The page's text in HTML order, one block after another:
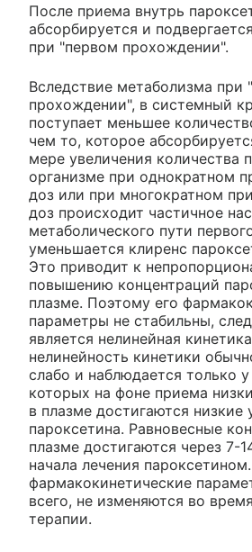
После приема внутрь
абсорбируется и
при "первом прохождении".
Вследствие метаболизма при
прохождении", в системный
поступает меньшее
чем то, которое
мере увеличения количества
организме при однократном
доз или при многократном
доз происходит частичное
метаболического пути
уменьшается клиренс
Это приводит к
повышению концентраций
плазме. Поэтому его
параметры не стабильны,
является нелинейная
нелинейность кинетики
слабо и наблюдается только
которых на фоне приема
в плазме достигаются низкие
пароксетина. Равновесные
плазме достигаются через 7-
начала лечения
фармакокинетические
всего, не изменяются во
терапии.